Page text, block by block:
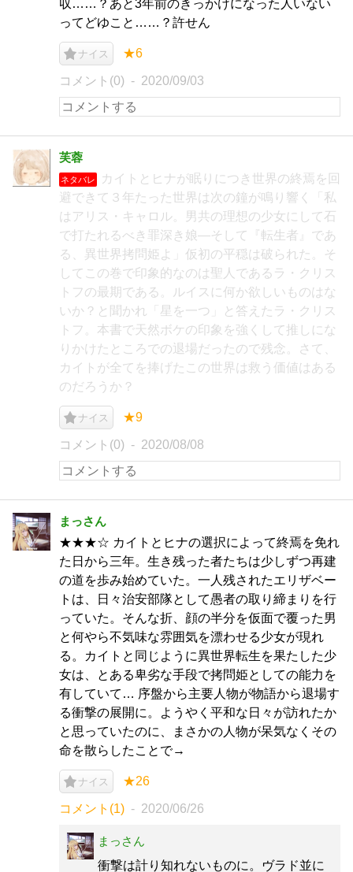
収……？あと3年前のきっかけになった人いない
ってどゆこと……？許せん
ナイス ★6
コメント(0) 2020/09/03
芙蓉
ネタバレ
カイトとヒナが眠りにつき世界の終焉を回
避できて３年たった世界は次の鐘が鳴り響く「私
はアリス・キャロル。男共の理想の少女にして石
で打たれるべき罪深き娘―そして『転生者』であ
る、異世界拷問姫よ」仮初の平穏は破られた。そ
してこの巻で印象的なのは聖人であるラ・クリス
トフの最期である。ルイスに何か欲しいものはな
いか？と聞かれ「星を一つ」と答えたラ・クリス
トフ。本書で天然ボケの印象を強くして推しにな
りかけたところでの退場だったので残念。さて、
カイトが全てを捧げたこの世界は救う価値はある
のだろうか？
ナイス ★9
コメント(0) 2020/08/08
まっさん
★★★☆ カイトとヒナの選択によって終焉を免れ
た日から三年。生き残った者たちは少しずつ再建
の道を歩み始めていた。一人残されたエリザベー
トは、日々治安部隊として愚者の取り締まりを行
っていた。そんな折、顔の半分を仮面で覆った男
と何やら不気味な雰囲気を漂わせる少女が現れ
る。カイトと同じように異世界転生を果たした少
女は、とある卑劣な手段で拷問姫としての能力を
有していて… 序盤から主要人物が物語から退場す
る衝撃の展開に。ようやく平和な日々が訪れたか
と思っていたのに、まさかの人物が呆気なくその
命を散らしたことで→
ナイス ★26
コメント(1) 2020/06/26
まっさん
衝撃は計り知れないものに。ヴラド並に